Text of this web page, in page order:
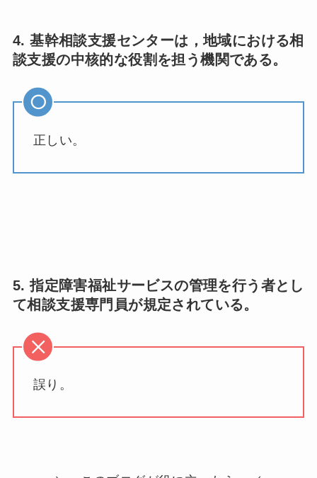
4. 基幹相談支援センターは，地域における相
談支援の中核的な役割を担う機関である。
正しい。
5. 指定障害福祉サービスの管理を行う者とし
て相談支援専門員が規定されている。
誤り。